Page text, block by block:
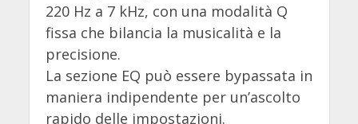
220 Hz a 7 kHz, con una modalità Q
fissa che bilancia la musicalità e la
precisione.
La sezione EQ può essere bypassata in
maniera indipendente per un’ascolto
rapido delle impostazioni.